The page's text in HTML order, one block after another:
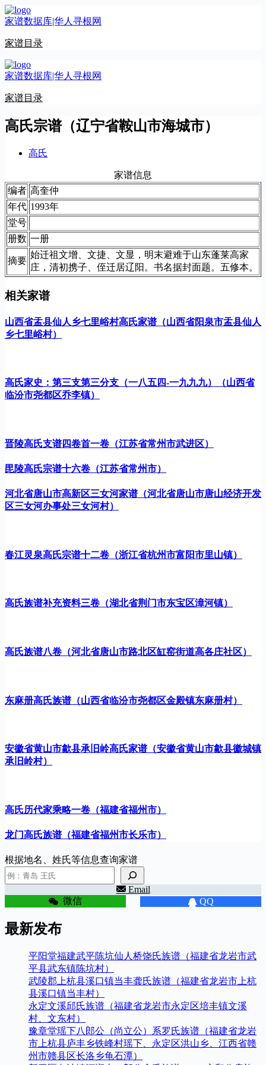
跳
至
容
家谱数据库|华人寻根网
家谱目录
家谱数据库|华人寻根网
家谱目录
高氏宗谱（辽宁省鞍山市海城市）
高氏
家谱信息
编者 高奎仲
年代 1993年
堂号
册数 一册
摘要
始迁祖文增、文捷、文显，明末避难于山东蓬莱高家
庄，清初携子、侄迁居辽阳。书名据封面题。五修本。
相关家谱
山西省盂县仙人乡七里峪村高氏家谱（山西省阳泉市盂县仙人
乡七里峪村）
高氏家史：第三支第三分支（一八五四-一九九九）（山西省
临汾市尧都区乔李镇）
晋陵高氏支谱四卷首一卷（江苏省常州市武进区）
毘陵高氏宗谱十六卷（江苏省常州市）
河北省唐山市高新区三女河家谱（河北省唐山市唐山经济开发
区三女河办事处三女河村）
春江灵泉高氏宗谱十二卷（浙江省杭州市富阳市里山镇）
高氏族谱补充资料三卷（湖北省荆门市东宝区漳河镇）
高氏族谱八卷（河北省唐山市路北区缸窑街道高各庄社区）
东麻册高氏族谱（山西省临汾市尧都区金殿镇东麻册村）
安徽省黄山市歙县承旧岭高氏家谱（安徽省黄山市歙县徽城镇
承旧岭村）
高氏历代家乘略一卷（福建省福州市）
龙门高氏族谱（福建省福州市长乐市）
根据地名、姓氏等信息查询家谱
Email
微信 QQ
最新发布
平阳堂福建武平陈坑仙人桥饶氏族谱（福建省龙岩市武
平县武东镇陈坑村）
武陵郡上杭县溪口镇当丰龚氏族谱（福建省龙岩市上杭
县溪口镇当丰村）
永定文溪邱氏族谱（福建省龙岩市永定区培丰镇文溪
村、文东村）
豫章堂瑶下八郎公（尚立公）系罗氏族谱（福建省龙岩
市上杭县庐丰乡铁峰村瑶下、永定区洪山乡、江西省赣
州市赣县区长洛乡龟石潭）